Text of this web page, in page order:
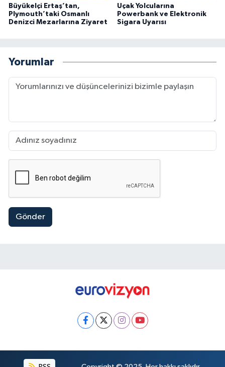
Büyükelçi Ertaş’tan,
Plymouth’taki Osmanlı
Denizci Mezarlarına Ziyaret
Uçak Yolcularına
Powerbank ve Elektronik
Sigara Uyarısı
Yorumlar
Gönder